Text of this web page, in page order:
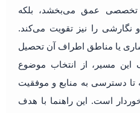
عمق می‌بخشد، بلکه
نگارشی را نیز تقویت می‌کند.
یا مناطق اطراف آن تحصیل
این مسیر، از انتخاب موضوع
تا دسترسی به منابع و موفقیت
است. این راهنما با هدف